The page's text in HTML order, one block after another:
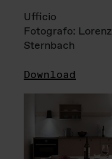
Ufficio
Fotografo: Lorenz
Sternbach
Download